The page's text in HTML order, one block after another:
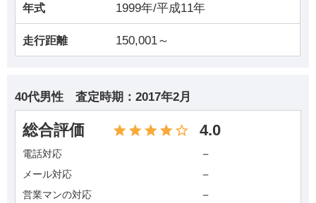
年式 1999年/平成11年
走行距離 150,001～
40代男性 査定時期： 2017年2月
総合評価 4.0
電話対応 －
メール対応 －
営業マンの対応 －